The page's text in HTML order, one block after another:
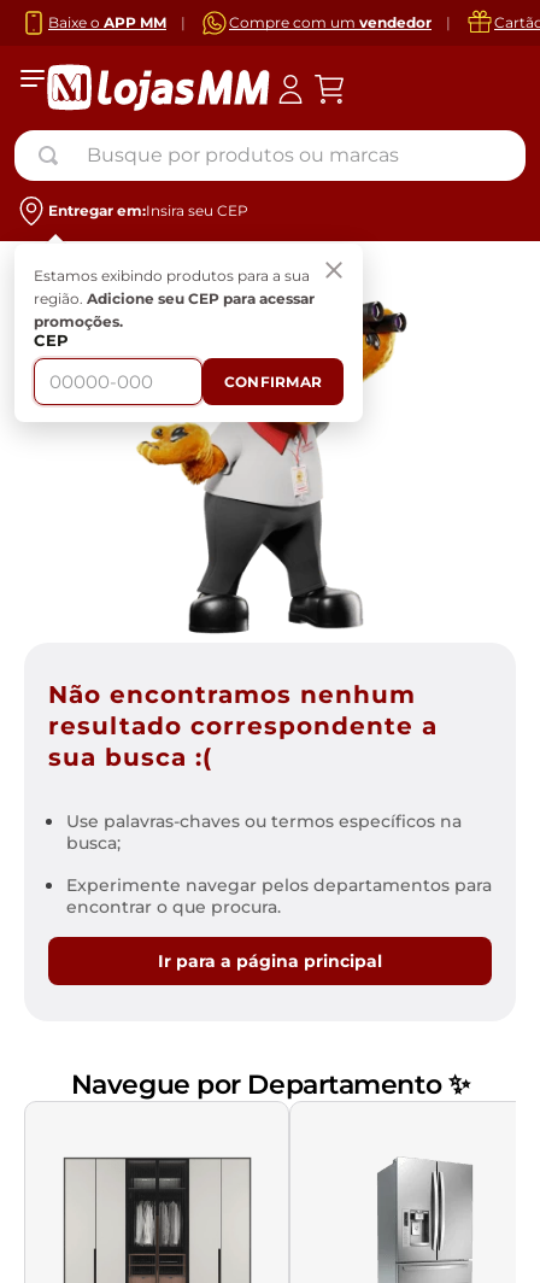
Baixe o APP MM | Compre com um vendedor |
Busque por produtos ou marcas
Entregar em:Insira seu CEP
Estamos exibindo produtos para a sua
região. Adicione seu CEP para acessar
promoções.
CEP
CONFIRMAR
Não encontramos nenhum
resultado correspondente a
sua busca :(
Use palavras-chaves ou termos específicos na
busca;
Experimente navegar pelos departamentos para
encontrar o que procura.
Ir para a página principal
Navegue por Departamento ✨